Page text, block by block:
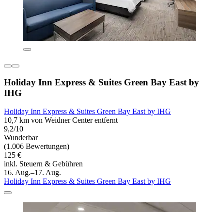
Holiday Inn Express & Suites Green Bay East by
IHG
Holiday Inn Express & Suites Green Bay East by IHG
10,7 km von Weidner Center entfernt
9,2/10
Wunderbar
(1.006 Bewertungen)
125 €
inkl. Steuern & Gebühren
16. Aug.–17. Aug.
Holiday Inn Express & Suites Green Bay East by IHG